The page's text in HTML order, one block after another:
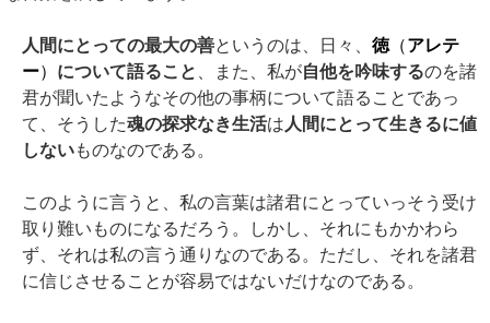
人間にとっての最大の善というのは、日々、徳（アレテ
ー） について語ること 、また、私が自他を吟味するのを諸
君が聞いたようなその他の事柄について語ることであっ
て、そうした魂の探求なき生活は人間にとって生きるに値
しないものなのである。
このように言うと、私の言葉は諸君にとっていっそう受け
取り難いものになるだろう。しかし、それにもかかわら
ず、それは私の言う通りなのである。ただし、それを諸君
に信じさせることが容易ではないだけなのである。